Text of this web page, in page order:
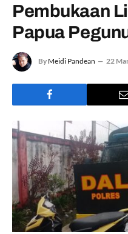
Pembukaan
Papua
By Meidi Pandean 22